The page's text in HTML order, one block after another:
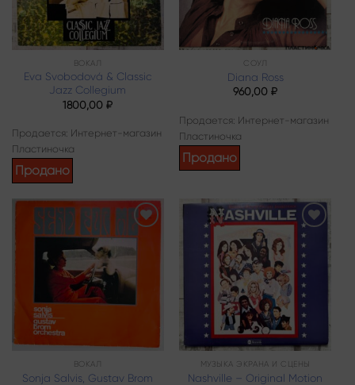
ВОКАЛ
Eva Svobodová & Classic
Jazz Collegium
1800,00₽
Продается: Интернет-магазин
Пластиночка
Продано
СОУЛ
Diana Ross
960,00₽
Продается: Интернет-магазин
Пластиночка
Продано
Add to
wishlist
ВОКАЛ
Sonja Salvis, Gustav Brom
Add to
wishlist
МУЗЫКА ЭКРАНА И СЦЕНЫ
Nashville – Original Motion